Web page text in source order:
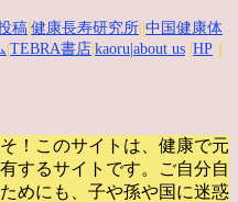
稿 健康長寿研究所 中国健康体
TEBRA書店 kaoru |about us HP
！このサイトは、健康で元
するサイトです。
ご自分自
めにも、子や孫や国に迷惑